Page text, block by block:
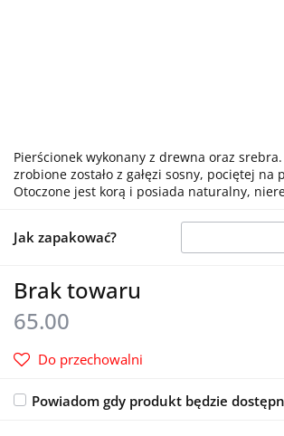
Pierścionek wykonany z drewna oraz srebra.
zrobione zostało z gałęzi sosny, pociętej na
Otoczone jest korą i posiada naturalny,
Jak zapakować?
Brak towaru
65.00
Do przechowalni
Powiadom gdy produkt będzie